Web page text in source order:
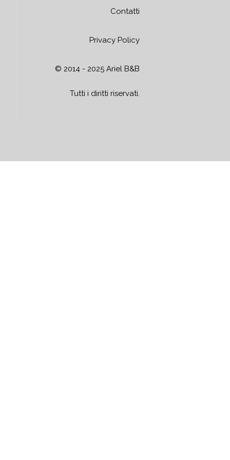
Contatti
Privacy Policy
© 2014 - 2025 Ariel B&B
Tutti i diritti riservati.